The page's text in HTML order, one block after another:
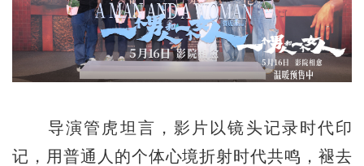
导演管虎坦言，影片以镜头记录时代印
记，用普通人的个体心境折射时代共鸣，褪去